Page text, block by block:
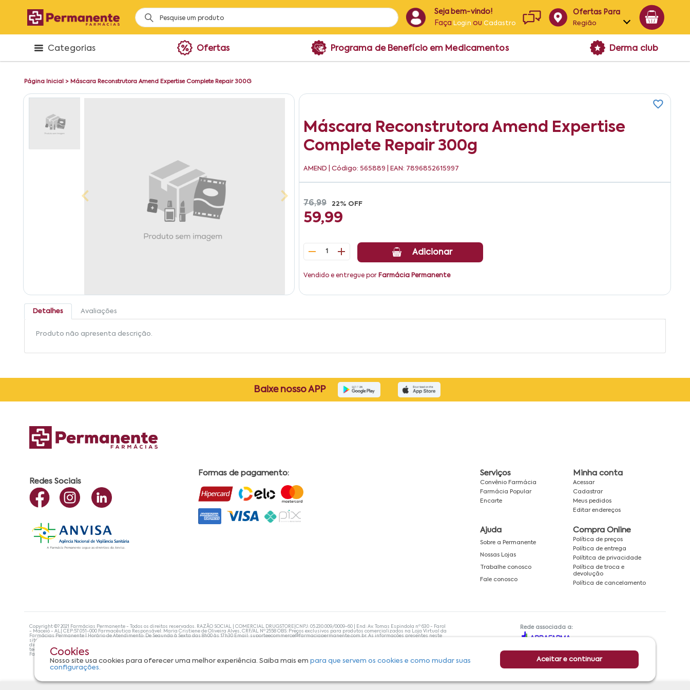
Seja bem-vindo!
Faça Login ouCadastro
Ofertas Para
Região
Alagoas
Categorias Ofertas Programa de Benefício em Medicamentos Derma club
Página Inicial > Máscara Reconstrutora Amend Expertise Complete Repair 300G
Máscara Reconstrutora Amend Expertise
Complete Repair 300g
AMEND | Código: 565889 | EAN: 7896852615997
76,99 22% OFF
59,99
1 Adicionar
Vendido e entregue por Farmácia Permanente
Detalhes Avaliações
Produto não apresenta descrição.
Cookies
Nosso site usa cookies para oferecer uma melhor experiência. Saiba mais empara que servem os cookies e como mudar suas
configurações.
Aceitar e continuar
Baixe nosso APP
Redes Sociais
Formas de pagamento: Serviços
Convênio Farmácia
Farmácia Popular
Encarte
Minha conta
Acessar
Cadastrar
Meus pedidos
Editar endereços
Ajuda
Sobre a Permanente
Nossas Lojas
Trabalhe conosco
Fale conosco
Compra Online
Política de preços
Política de entrega
Polítitca de privacidade
Política de troca e
devolução
Política de cancelamento
Copyright ©? 2021 Farmácias Permanente - Todos os direitos reservados. RAZÃO SOCIAL | COMERCIAL DRUGSTORE|CNPJ: 05.230.009/0009-60 | End: Av. Tomas Espindola nº 630 - Farol
- Maceió - AL| CEP:57.051-000 Farmacêutica Responsável: Maria Cristiene de Oliveira Alves, CRF/AL Nº 2558 OBS: Preços exclusivos para produtos comercializados na Loja Virtual da
Farmácias Permanente | Horário de Atendimento: De Segunda à Sexta das 8h00 às 17h30 Email: suporteecommerce@farmaciapermanente.com.br. As informações presentes neste
site não devem ser utilizadas para automedicação e, de forma alguma, substituem as orientações de um profissional da área médica. Apenas o médico está capacitado para
diagnosticar problemas de saúde e prescrever o tratamento adequado. Se os sintomas persistirem, um médico deve ser consultado. A Farmácia Permanente trabalha com as
tecnologias mais avançadas de proteção de dados, para que você possa realizar suas compras com tranquilidade. A privacidade e a segurança dos clientes são compromissos da
Farmácias Permanente. Todos os pedidos efetuados estão sujeitos à confirmação da disponibilidade de produto em nosso estoque.
Rede associada a: